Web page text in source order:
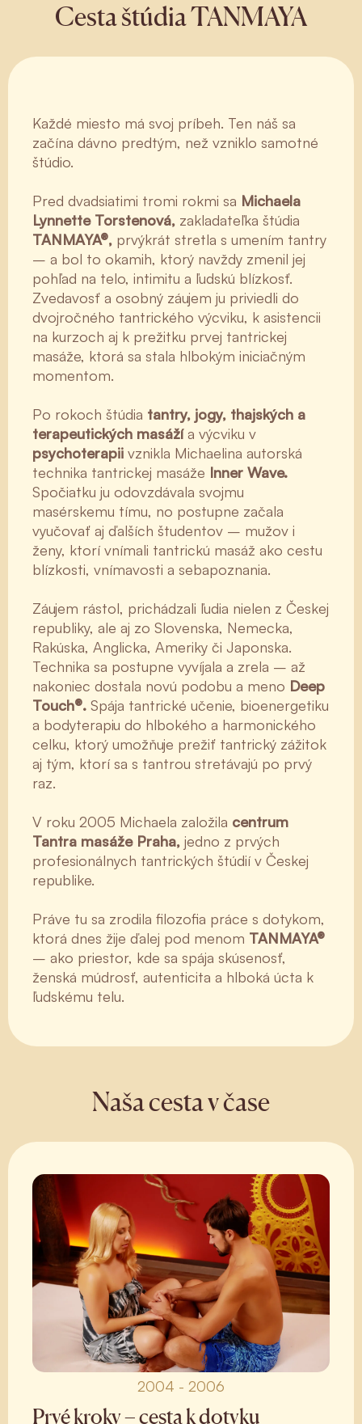
Cesta štúdia TANMAYA
Každé miesto má svoj príbeh. Ten náš sa
začína dávno predtým, než vzniklo samotné
štúdio.
Pred dvadsiatimi tromi rokmi sa Michaela
Lynnette Torstenová, zakladateľka štúdia
TANMAYA®, prvýkrát stretla s umením tantry
– a bol to okamih, ktorý navždy zmenil jej
pohľad na telo, intimitu a ľudskú blízkosť.
Zvedavosť a osobný záujem ju priviedli do
dvojročného tantrického výcviku, k asistencii
na kurzoch aj k prežitku prvej tantrickej
masáže, ktorá sa stala hlbokým iniciačným
momentom.
Po rokoch štúdia tantry, jogy, thajských a
terapeutických masážía výcviku v
psychoterapii vznikla Michaelina autorská
technika tantrickej masáže Inner Wave.
Spočiatku ju odovzdávala svojmu
masérskemu tímu, no postupne začala
vyučovať aj ďalších študentov – mužov i
ženy, ktorí vnímali tantrickú masáž ako cestu
blízkosti, vnímavosti a sebapoznania.
Záujem rástol, prichádzali ľudia nielen z Českej
republiky, ale aj zo Slovenska, Nemecka,
Rakúska, Anglicka, Ameriky či Japonska.
Technika sa postupne vyvíjala a zrela – až
nakoniec dostala novú podobu a meno Deep
Touch®. Spája tantrické učenie, bioenergetiku
a bodyterapiu do hlbokého a harmonického
celku, ktorý umožňuje prežiť tantrický zážitok
aj tým, ktorí sa s tantrou stretávajú po prvý
raz.
V roku 2005 Michaela založila centrum
Tantra masáže Praha, jedno z prvých
profesionálnych tantrických štúdií v Českej
republike.
Práve tu sa zrodila filozofia práce s dotykom,
ktorá dnes žije ďalej pod menom TANMAYA®
– ako priestor, kde sa spája skúsenosť,
ženská múdrosť, autenticita a hlboká úcta k
ľudskému telu.
Naša cesta v čase
2004 - 2006
Prvé kroky – cesta k dotyku